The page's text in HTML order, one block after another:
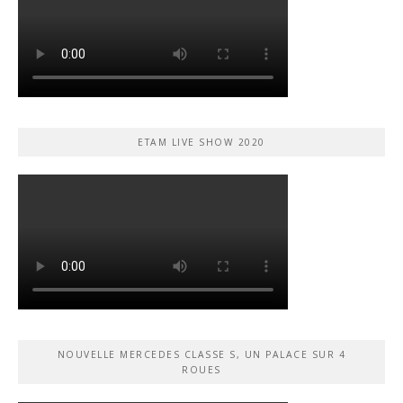
ETAM LIVE SHOW 2020
NOUVELLE MERCEDES CLASSE S, UN PALACE SUR 4
ROUES